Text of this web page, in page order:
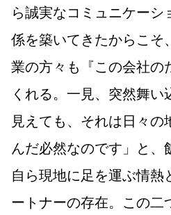
ら誠実なコミュニケー
係を築いてきたからこそ
業の方々も『この会社の
くれる。一見、突然舞
見えても、それは日々の
んだ必然なのです」と、
自ら現地に足を運ぶ情
ートナーの存在。この二